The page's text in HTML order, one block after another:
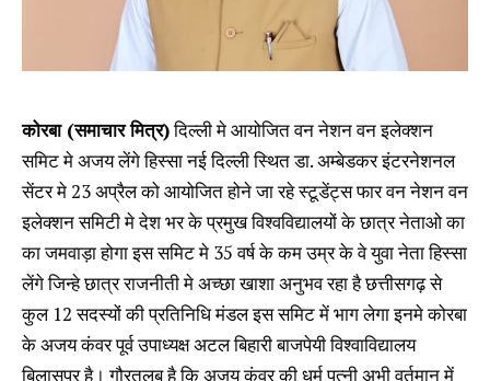
कोरबा (समाचार मित्र)दिल्ली मे आयोजित वन नेशन वन इलेक्शन
समिट मे अजय लेंगे हिस्सा नई दिल्ली स्थित डा. अम्बेडकर इंटरनेशनल
सेंटर मे 23 अप्रैल को आयोजित होने जा रहे स्टूडेंट्स फार वन नेशन वन
इलेक्शन समिटी मे देश भर के प्रमुख विश्वविद्यालयों के छात्र नेताओ का
का जमवाड़ा होगा इस समिट मे 35 वर्ष के कम उम्र के वे युवा नेता हिस्सा
लेंगे जिन्हे छात्र राजनीती मे अच्छा खाशा अनुभव रहा है छत्तीसगढ़ से
कुल 12 सदस्यों की प्रतिनिधि मंडल इस समिट में भाग लेगा इनमे कोरबा
के अजय कंवर पूर्व उपाध्यक्ष अटल बिहारी बाजपेयी विश्वाविद्यालय
बिलासपुर है। गौरतलब है कि अजय कंवर की धर्म पत्नी अभी वर्तमान में